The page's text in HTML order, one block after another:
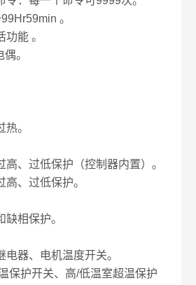
。
能 。
。
。
高、过低保护（控制器内置）。
、过低保护。
相保护。
电器、电机温度开关。
保护开关、高/低温室超温保护